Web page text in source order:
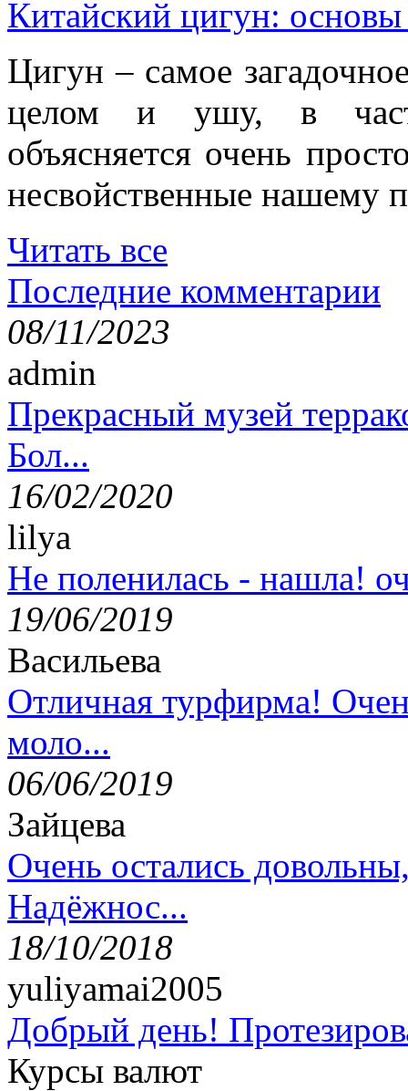
Китайский цигун:
Цигун – самое
целом и ушу, в
объясняется очень
несвойственные нашему
Читать все
Последние комментарии
08/11/2023
admin
Прекрасный музей
Бол...
16/02/2020
lilya
Не поленилась - нашла!
19/06/2019
Васильева
Отличная турфирма!
моло...
06/06/2019
Зайцева
Очень остались
Надёжнос...
18/10/2018
yuliyamai2005
Добрый день!
Курсы валют